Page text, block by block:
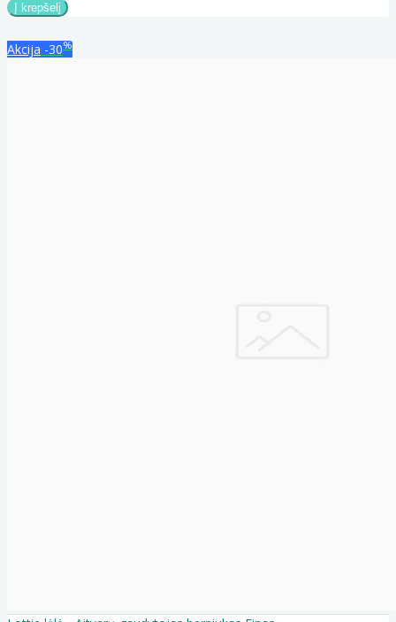
Akcija -30%